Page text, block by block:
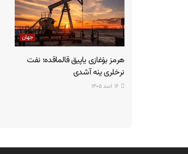
جهان
هرمز بۉغازی یاپیق قالماقده؛ نفت
نرخلری ینه‌ آشدی
۱۶ اسد ۱۴۰۵